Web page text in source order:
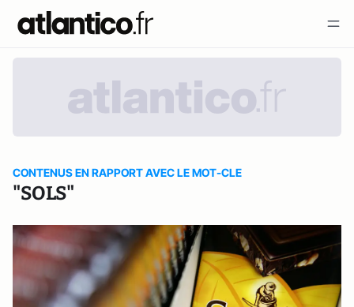
CONTENUS EN RAPPORT AVEC LE MOT-CLE
"SOLS"